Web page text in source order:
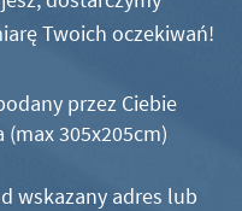
Twoich oczekiwań!
przez Ciebie
305x205cm)
wskazany adres lub